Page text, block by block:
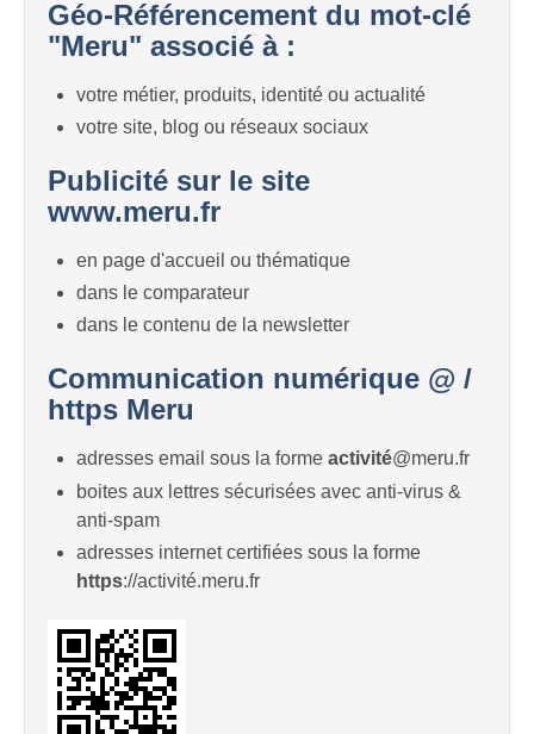
Géo-Référencement du mot-clé
"Meru" associé à :
votre métier, produits, identité ou actualité
votre site, blog ou réseaux sociaux
Publicité sur le site
www.meru.fr
en page d'accueil ou thématique
dans le comparateur
dans le contenu de la newsletter
Communication numérique @ /
https Meru
adresses email sous la forme activité@meru.fr
boites aux lettres sécurisées avec anti-virus &
anti-spam
adresses internet certifiées sous la forme
https://activité.meru.fr